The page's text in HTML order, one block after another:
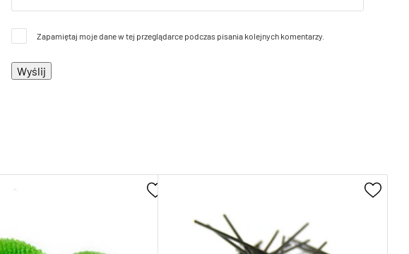
Zapamiętaj moje dane w tej przeglądarce podczas pisania kolejnych komentarzy.